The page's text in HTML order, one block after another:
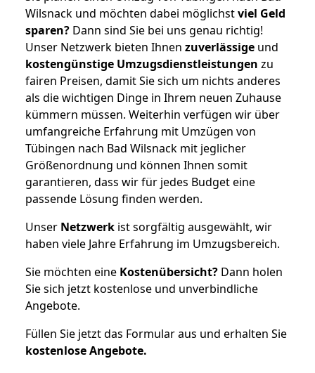
Wilsnack und möchten dabei möglichstviel Geld
sparen? Dann sind Sie bei uns genau richtig!
Unser Netzwerk bieten Ihnen zuverlässige und
kostengünstige Umzugsdienstleistungen zu
fairen Preisen, damit Sie sich um nichts anderes
als die wichtigen Dinge in Ihrem neuen Zuhause
kümmern müssen. Weiterhin verfügen wir über
umfangreiche Erfahrung mit Umzügen von
Tübingen nach Bad Wilsnack mit jeglicher
Größenordnung und können Ihnen somit
garantieren, dass wir für jedes Budget eine
passende Lösung finden werden.
Unser Netzwerk ist sorgfältig ausgewählt, wir
haben viele Jahre Erfahrung im Umzugsbereich.
Sie möchten eine Kostenübersicht? Dann holen
Sie sich jetzt kostenlose und unverbindliche
Angebote.
Füllen Sie jetzt das Formular aus und erhalten Sie
kostenloseAngebote.